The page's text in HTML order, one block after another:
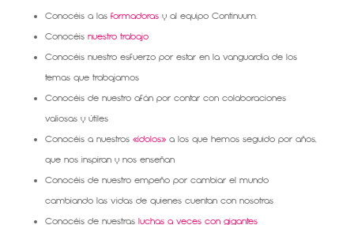
Conocéis a lasformadorasy al equipo Continuum.
Conocéis nuestro trabajo
Conocéis nuestro esfuerzo por estar en la vanguardia de los
temas que trabajamos
Conocéis de nuestro afán por contar con colaboraciones
valiosas y útiles
Conocéis a nuestros«ídolos» a los que hemos seguido por años,
que nos inspiran y nos enseñan
Conocéis de nuestro empeño por cambiar el mundo
cambiando las vidas de quienes cuentan con nosotras
Conocéis de nuestras luchas a veces con gigantes